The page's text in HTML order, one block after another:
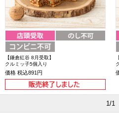
【鎌倉紅谷 8月受取】
クルミッ子5個入り
価格 税込891円
1/1